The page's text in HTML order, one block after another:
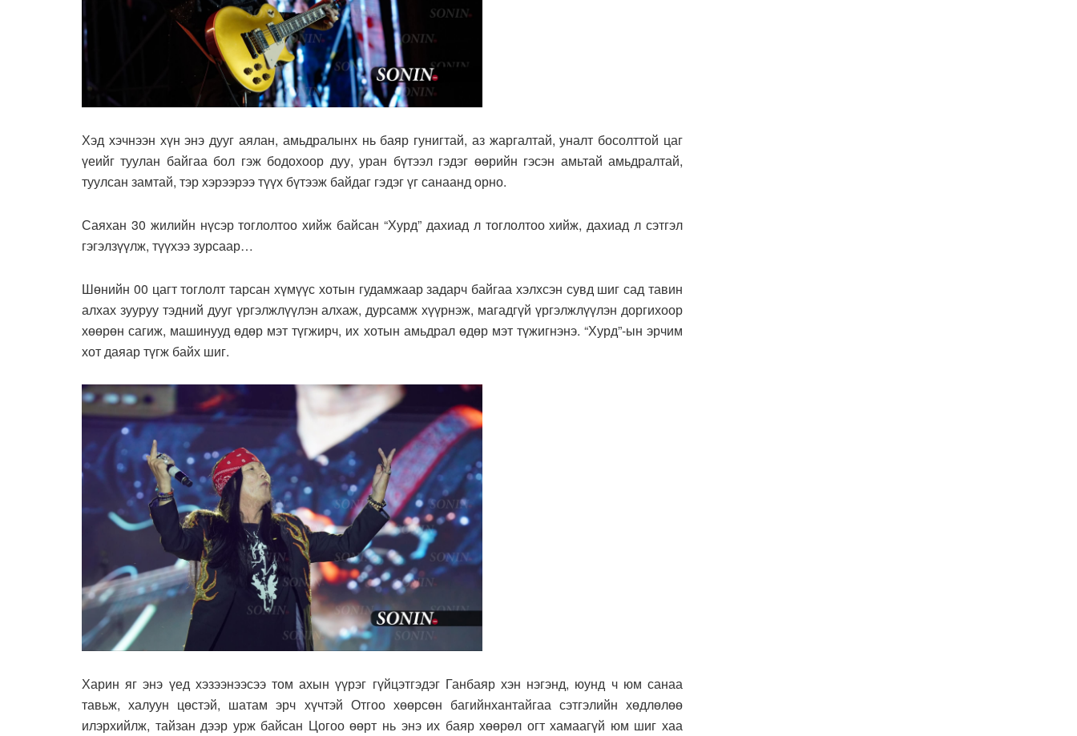
Хэд хэчнээн хүн энэ дууг аялан, амьдралынх нь баяр гунигтай, аз жаргалтай, уналт босолттой цаг
үеийг туулан байгаа бол гэж бодохоор дуу, уран бүтээл гэдэг өөрийн гэсэн амьтай амьдралтай,
туулсан замтай, тэр хэрээрээ түүх бүтээж байдаг гэдэг үг санаанд орно.
Саяхан 30 жилийн нүсэр тоглолтоо хийж байсан “Хурд” дахиад л тоглолтоо хийж, дахиад л сэтгэл
гэгэлзүүлж, түүхээ зурсаар…
Шөнийн 00 цагт тоглолт тарсан хүмүүс хотын гудамжаар задарч байгаа хэлхсэн сувд шиг сад тавин
алхах зууруу тэдний дууг үргэлжлүүлэн алхаж, дурсамж хүүрнэж, магадгүй үргэлжлүүлэн доргихоор
хөөрөн сагиж, машинууд өдөр мэт түгжирч, их хотын амьдрал өдөр мэт түжигнэнэ. “Хурд”-ын эрчим
хот даяар түгж байх шиг.
Харин яг энэ үед хэзээнээсээ том ахын үүрэг гүйцэтгэдэг Ганбаяр хэн нэгэнд, юунд ч юм санаа
тавьж, халуун цөстэй, шатам эрч хүчтэй Отгоо хөөрсөн багийнхантайгаа сэтгэлийн хөдлөлөө
илэрхийлж, тайзан дээр урж байсан Цогоо өөрт нь энэ их баяр хөөрөл огт хамаагүй юм шиг хаа